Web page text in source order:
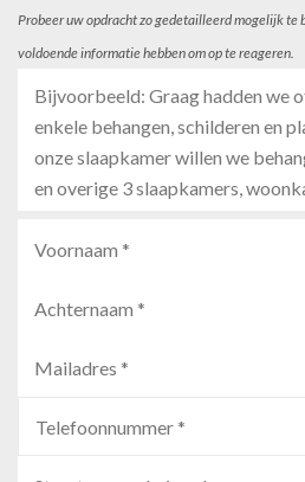
Probeer uw opdracht zo gedetailleerd mogelijk te
voldoende informatie hebben om op te reageren.